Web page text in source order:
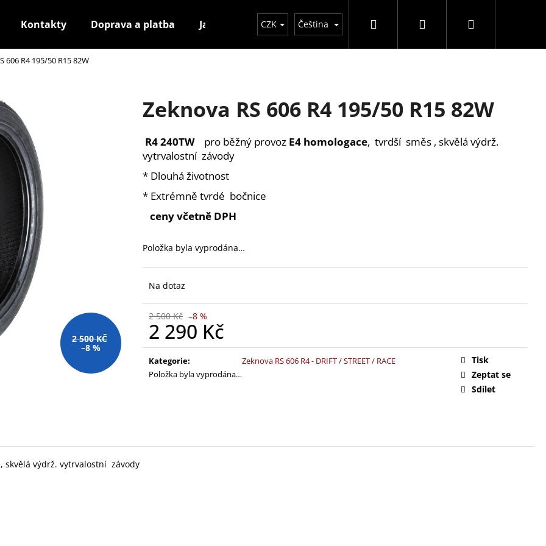
Kontakty Doprava a platba Jak nakupovat GDPR Obchodní podmínky DOT - stáří
CZK Čeština Hledat PřihlášeníNákupní
606 R4 195/50 R15 82W
Zeknova RS 606 R4 195/50 R15 82W
R4 240TWpro běžný provoz E4 homologace, tvrdší směs , skvělá výdrž.
vytrvalostní závody
* Dlouhá životnost
* Extrémně tvrdé bočnice
ceny včetně DPH
Položka byla vyprodána…
Na dotaz
2 500 Kč –8 %
2 290 Kč
Měrná
cena:
Kategorie:
Zeknova RS 606 R4 - DRIFT / STREET / RACE
Položka byla vyprodána…
Tisk
Zeptat se
Sdílet
2 500 KČ
–8 %
výdrž. vytrvalostní závody
Co potřebujete najít?
HLEDAT